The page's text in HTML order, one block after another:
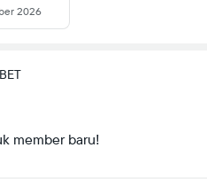
2026
member baru!